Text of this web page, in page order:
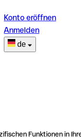
Konto eröffnen
Anmelden
de
Funktionen in